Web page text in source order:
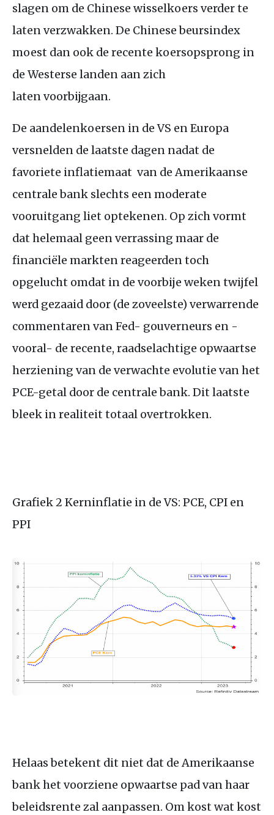
slagen om de Chinese wisselkoers verder te
laten verzwakken. De Chinese beursindex
moest dan ook de recente koersopsprong in
de Westerse landen aan zich
laten voorbijgaan.
De aandelenkoersen in deVS en Europa
versnelden de laatste dagen nadat de
favoriete inflatiemaat van de Amerikaanse
centrale bank slechts een moderate
vooruitgang liet optekenen. Op zich vormt
dat helemaal geen verrassing maar de
financiële markten reageerden toch
opgelucht omdat in de voorbije weken twijfel
werd gezaaid door (de zoveelste) verwarrende
commentaren van Fed- gouverneurs en -
vooral- de recente, raadselachtige opwaartse
herziening van de verwachte evolutie van het
PCE-getal door de centrale bank. Dit laatste
bleek in realiteit totaal overtrokken.
Grafiek 2 Kerninflatie in deVS: PCE, CPI en
PPI
Helaas betekent dit niet dat de Amerikaanse
bank het voorziene opwaartse pad van haar
beleidsrente zal aanpassen. Om kost wat kost